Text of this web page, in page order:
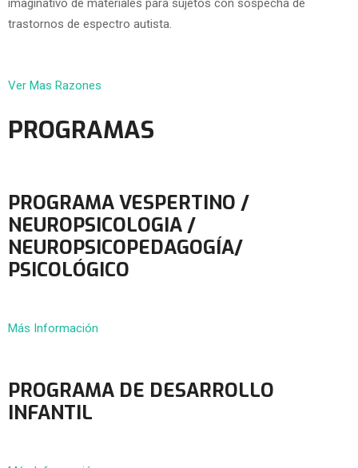
imaginativo de materiales para sujetos con sospecha de
trastornos de espectro autista.
Ver Mas Razones
PROGRAMAS
PROGRAMA VESPERTINO /
NEUROPSICOLOGIA /
NEUROPSICOPEDAGOGÍA/
PSICOLÓGICO
Más Información
PROGRAMA DE DESARROLLO
INFANTIL